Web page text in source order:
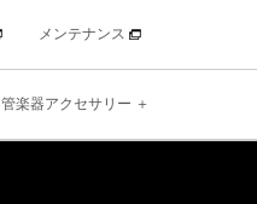
メンテナンス
管楽器アクセサリー